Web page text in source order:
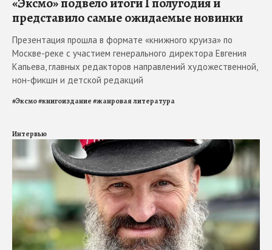
представило самые ожидаемые новинки
Презентация прошла в формате «книжного круиза» по
Москве-реке с участием генерального директора Евгения
Капьева, главных редакторов направлений художественной,
нон-фикшн и детской редакций
#Эксмо#книгоиздание#жанровая литература
Интервью